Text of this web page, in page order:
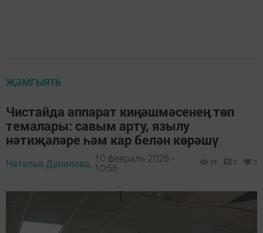
ҖӘМГЫЯТЬ
Чистайда аппарат киңәшмәсенең төп
темалары: савым арту, язылу
нәтиҗәләре һәм кар белән көрәшү
Наталья Данилова, 10 февраль 2026 -
10:56
95 0 0